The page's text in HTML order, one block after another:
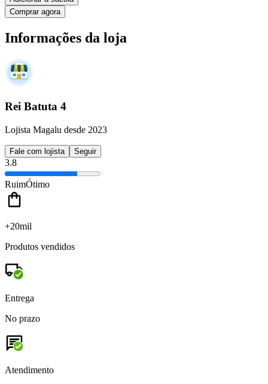
Comprar agora
Informações da loja
Rei Batuta 4
Lojista Magalu desde 2023
Fale com lojista Seguir
3.8
RuimÓtimo
+20mil
Produtos vendidos
Entrega
No prazo
Atendimento